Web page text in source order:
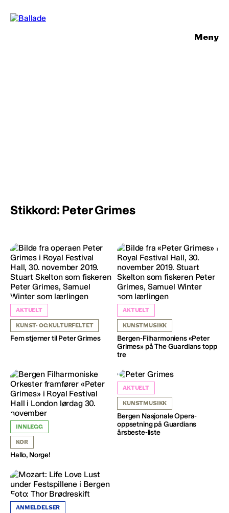
Meny
Stikkord: Peter Grimes
AKTUELT
KUNST- OG KULTURFELTET
Fem stjerner til Peter Grimes
AKTUELT
KUNSTMUSIKK
Bergen-Filharmoniens «Peter
Grimes» på The Guardians topp
tre
INNLEGG
KOR
Hallo, Norge!
AKTUELT
KUNSTMUSIKK
Bergen Nasjonale Opera-
oppsetning på Guardians
årsbeste-liste
ANMELDELSER